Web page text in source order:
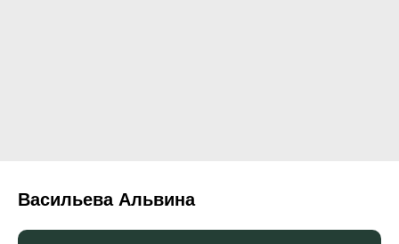
Васильева Альвина